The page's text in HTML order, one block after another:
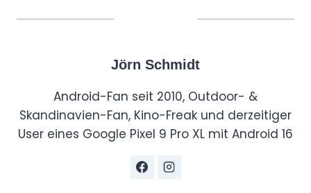
Jörn Schmidt
Android-Fan seit 2010, Outdoor- &
Skandinavien-Fan, Kino-Freak und derzeitiger
User eines Google Pixel 9 Pro XL mit Android 16